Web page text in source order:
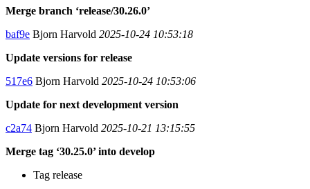
Merge branch ‘release/30.26.0’
baf9e Bjorn Harvold 2025-10-24 10:53:18
Update versions for release
517e6 Bjorn Harvold 2025-10-24 10:53:06
Update for next development version
c2a74 Bjorn Harvold 2025-10-21 13:15:55
Merge tag ‘30.25.0’ into develop
Tag release